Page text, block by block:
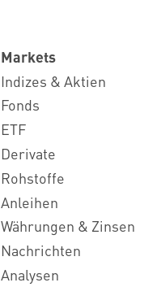
Markets
Indizes & Aktien
Fonds
ETF
Derivate
Rohstoffe
Anleihen
Währungen & Zinsen
Nachrichten
Analysen